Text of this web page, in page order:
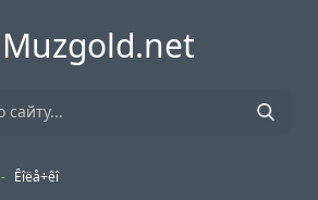
Muzgold.net
- Êîëå÷êî